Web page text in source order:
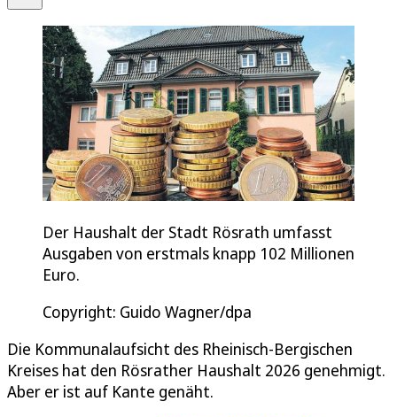
Der Haushalt der Stadt Rösrath umfasst
Ausgaben von erstmals knapp 102 Millionen
Euro.
Copyright: Guido Wagner/dpa
Die Kommunalaufsicht des Rheinisch-Bergischen
Kreises hat den Rösrather Haushalt 2026 genehmigt.
Aber er ist auf Kante genäht.